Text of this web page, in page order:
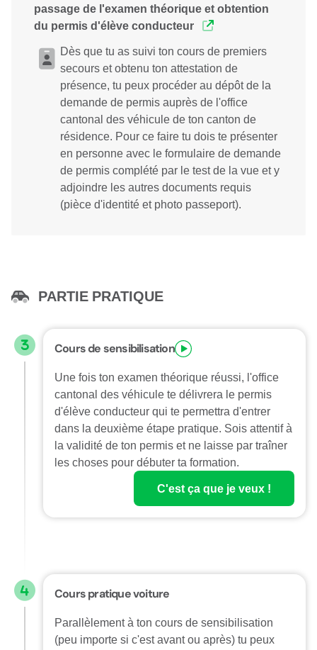
passage de l'examen théorique et obtention
du permis d'élève conducteur
Dès que tu as suivi ton cours de premiers
secours et obtenu ton attestation de
présence, tu peux procéder au dépôt de la
demande de permis auprès de l'office
cantonal des véhicule de ton canton de
résidence. Pour ce faire tu dois te présenter
en personne avec le formulaire de demande
de permis complété par le test de la vue et y
adjoindre les autres documents requis
(pièce d'identité et photo passeport).
PARTIE PRATIQUE
Cours de sensibilisation
Une fois ton examen théorique réussi, l'office
cantonal des véhicule te délivrera le permis
d'élève conducteur qui te permettra d'entrer
dans la deuxième étape pratique. Sois attentif à
la validité de ton permis et ne laisse par traîner
les choses pour débuter ta formation.
C'est ça que je veux !
Cours pratique voiture
Parallèlement à ton cours de sensibilisation
(peu importe si c'est avant ou après) tu peux